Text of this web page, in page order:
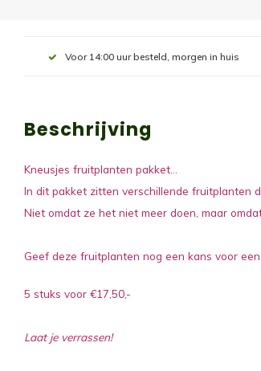
Voor 14:00 uur besteld, morgen in huis
Beschrijving
Kneusjes fruitplanten pakket...
In dit pakket zitten verschillende fruitplanten
Niet omdat ze het niet meer doen, maar
Geef deze fruitplanten nog een kans voor
5 stuks voor €17,50,-
Laat je verrassen!